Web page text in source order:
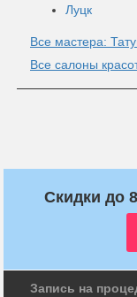
Луцк
Все мастера:
Все салоны
Скидки до
Запись на